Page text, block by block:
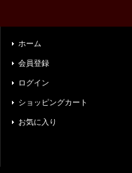
ホーム
会員登録
ログイン
ショッピングカート
お気に入り